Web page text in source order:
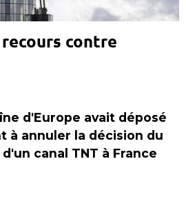
contre
d'Europe avait déposé
à annuler la décision du
canal TNT à France